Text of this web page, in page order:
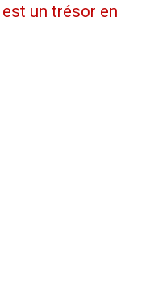
un trésor en